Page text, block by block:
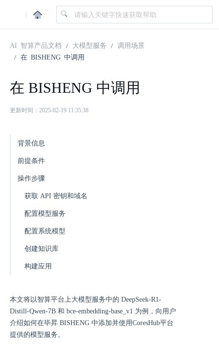
|
AI 智算产品文档 大模型服务
调用场景
在 BISHENG 中调用
在 BISHENG 中调用
更新时间：2025-02-19 11:35:38
背景信息
前提条件
操作步骤
获取 API 密钥和域名
配置模型服务
配置系统模型
创建知识库
构建应用
本文将以智算平台上大模型服务中的 DeepSeek-R1-
Distill-Qwen-7B 和 bce-embedding-base_v1 为例，向用户
介绍如何在毕昇 BISHENG 中添加并使用CoresHub平台
提供的模型服务。